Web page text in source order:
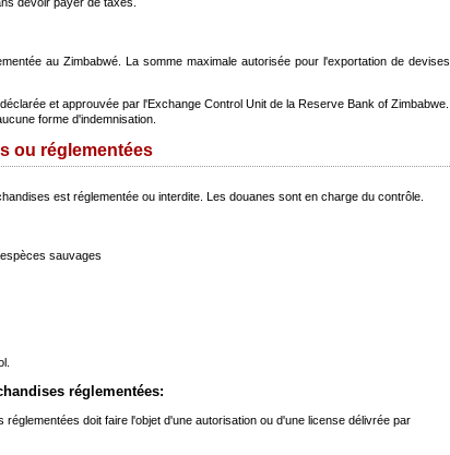
au Zimbabwé. La somme maximale autorisée pour l'exportation de devises
et approuvée par l'Exchange Control Unit de la Reserve Bank of Zimbabwe.
forme d'indemnisation.
ou réglementées
est réglementée ou interdite. Les douanes sont en charge du contrôle.
sauvages
réglementées:
doit faire l'objet d'une autorisation ou d'une license délivrée par